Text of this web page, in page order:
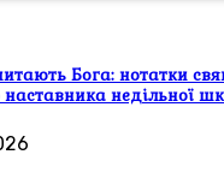
Бога: нотатки
наставника недільної